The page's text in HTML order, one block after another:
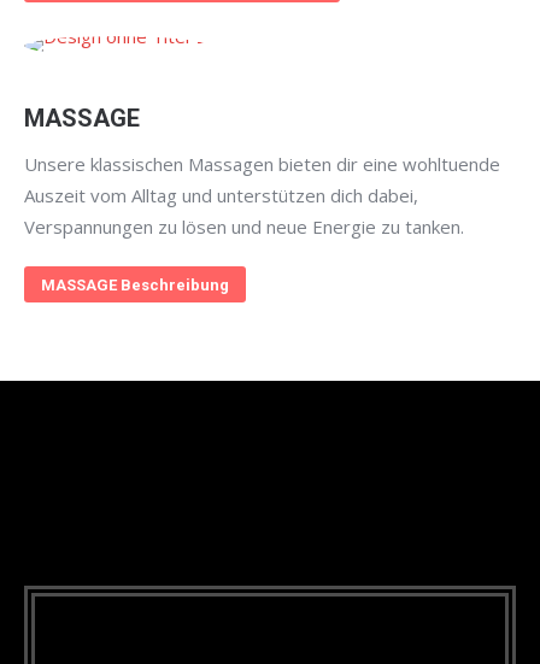
MASSAGE
Unsere klassischen Massagen bieten dir eine wohltuende
Auszeit vom Alltag und unterstützen dich dabei,
Verspannungen zu lösen und neue Energie zu tanken.
MASSAGE Beschreibung